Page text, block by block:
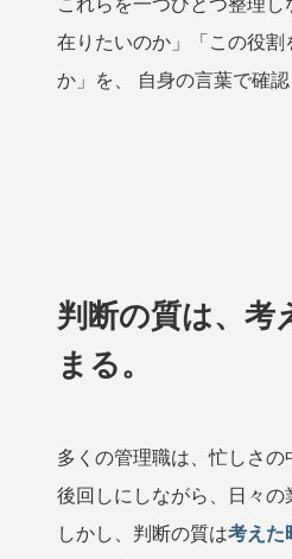
在りたいのか」「この役割
か」を、 自身の言葉で確認
判断の質は、考
まる。
多くの管理職は、忙しさ
後回しにしながら、日々の
しかし、判断の質は考えた